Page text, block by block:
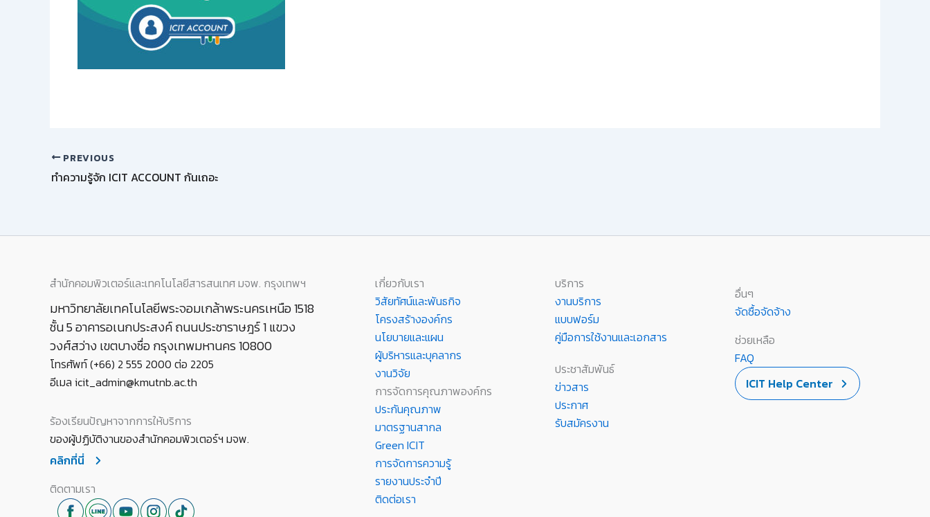
PREVIOUS
ทำความรู้จัก ICIT ACCOUNT กันเถอะ
สำนักคอมพิวเตอร์และเทคโนโลยีสารสนเทศ มจพ. กรุงเทพฯ
มหาวิทยาลัยเทคโนโลยีพระจอมเกล้าพระนครเหนือ 1518
ชั้น 5 อาคารอเนกประสงค์ ถนนประชาราษฎร์ 1 แขวง
วงศ์สว่าง เขตบางซื่อ กรุงเทพมหานคร 10800
โทรศัพท์ (+66) 2 555 2000 ต่อ 2205
อีเมล icit_admin@kmutnb.ac.th
ร้องเรียนปัญหาจากการให้บริการ
ของผู้ปฏิบัติงานของสำนักคอมพิวเตอร์ฯ มจพ.
คลิกที่นี่
ติดตามเรา
เกี่ยวกับเรา
วิสัยทัศน์และพันธกิจ
โครงสร้างองค์กร
นโยบายและแผน
ผู้บริหารและบุคลากร
งานวิจัย
การจัดการคุณภาพองค์กร
ประกันคุณภาพ
มาตรฐานสากล
Green ICIT
การจัดการความรู้
รายงานประจำปี
ติดต่อเรา
บริการ
งานบริการ
แบบฟอร์ม
คู่มือการใช้งานและเอกสาร
ประชาสัมพันธ์
ข่าวสาร
ประกาศ
รับสมัครงาน
อื่นๆ
จัดซื้อจัดจ้าง
ช่วยเหลือ
FAQ
ICIT Help Center